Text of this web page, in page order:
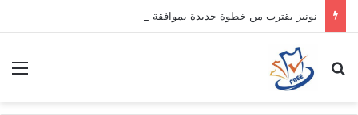
نونيز يقترب من خطوة جديدة بموافقة الهلال
بحث عن